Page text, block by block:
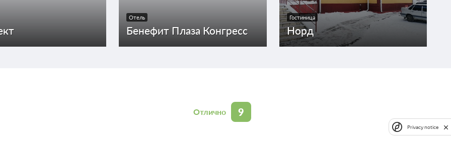
Отель
Бенефит Плаза Конгресс
Гостиница
Норд
9
Отлично
Privacy notice